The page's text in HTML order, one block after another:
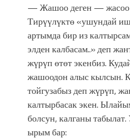
— Жашоо деген — жасоо
Тирүүлүктө «ушундай
артымда бир из
элден калбасам..» деп
жүрүп өтөт экенбиз.
жашоодон алыс кылсын.
тойгузабыз деп жүрүп,
калтырбасак экен.
болсун, калганы
ырым бар: